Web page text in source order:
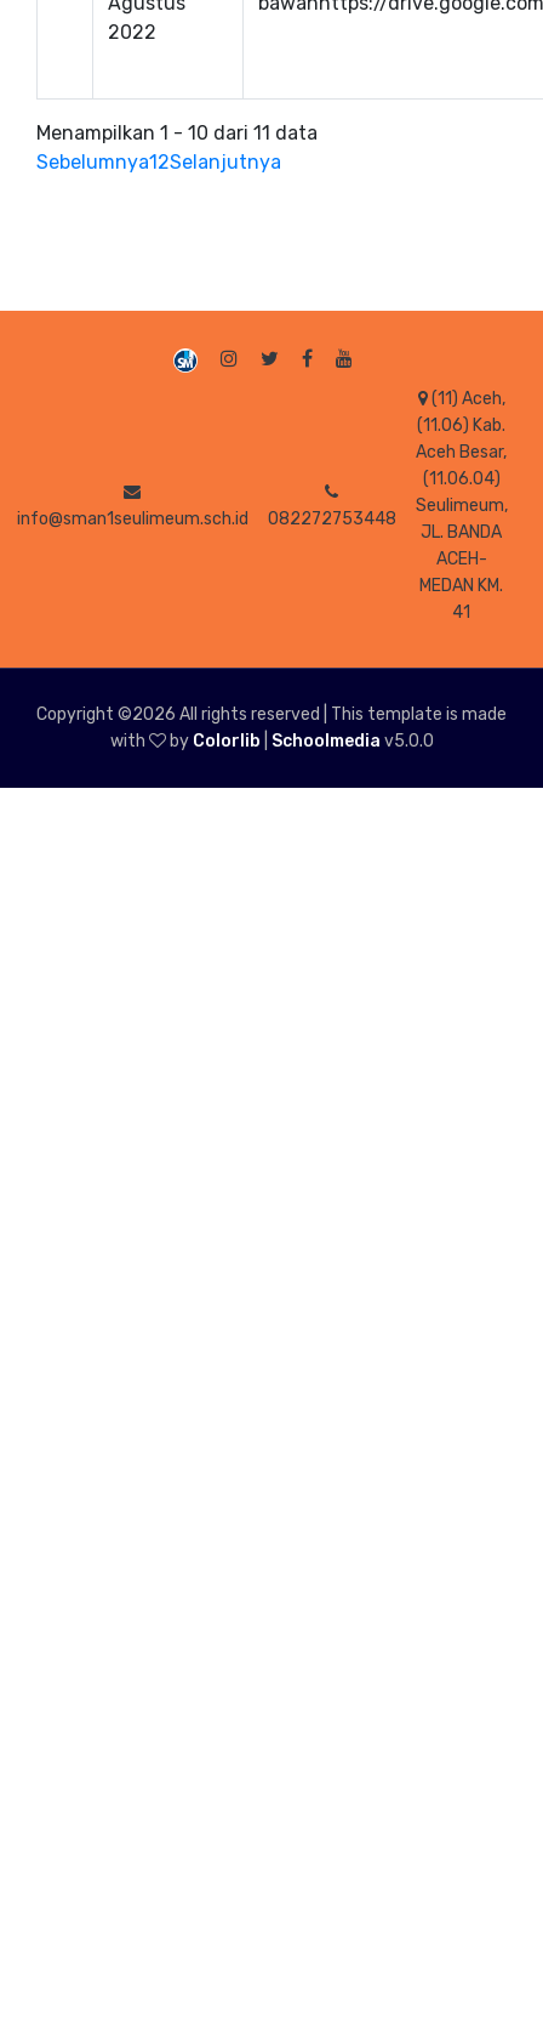
2022
Menampilkan 1 - 10 dari 11 data
Sebelumnya12Selanjutnya
info@sman1seulimeum.sch.id 082272753448
(11) Aceh,
(11.06) Kab.
Aceh Besar,
(11.06.04)
Seulimeum,
JL. BANDA
ACEH-
MEDAN KM.
41
Copyright ©2026 All rights reserved | This template is made
with
by Colorlib Schoolmedia v5.0.0